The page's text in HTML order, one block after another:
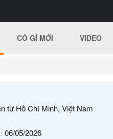
CÓ GÌ MỚI VIDEO
từ Hồ Chí Minh, Việt Nam
06/05/2026